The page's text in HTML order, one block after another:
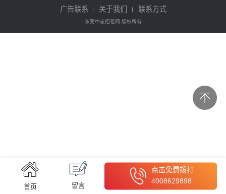
首页 留言
点击免费拨打
4008629898
广告联系 关于我们 联系方式
东莞中志招租网 版权所有